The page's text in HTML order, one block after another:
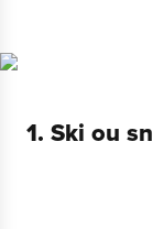
1. Ski ou